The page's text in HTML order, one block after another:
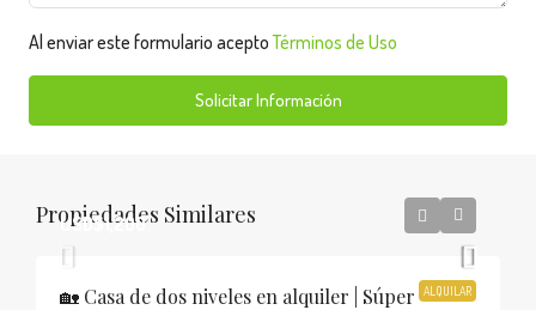
Al enviar este formulario aceptoTérminos de Uso
Solicitar Información
Propiedades Similares
ALQUILAR
USD$1,200
🏡 Casa de dos niveles en alquiler | Súper